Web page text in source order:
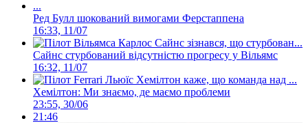
Ред Булл шокований вимогами Ферстаппена
16:33, 11/07
Сайнс стурбований відсутністю прогресу у Вільямс
16:32, 11/07
Хемілтон: Ми знаємо, де маємо проблеми
23:55, 30/06
21:46